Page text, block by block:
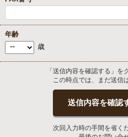
年齢
歳
「送信内容を確認する」を
この時点では、まだ送信
送信内容を確認
次回入力時の手間を省く